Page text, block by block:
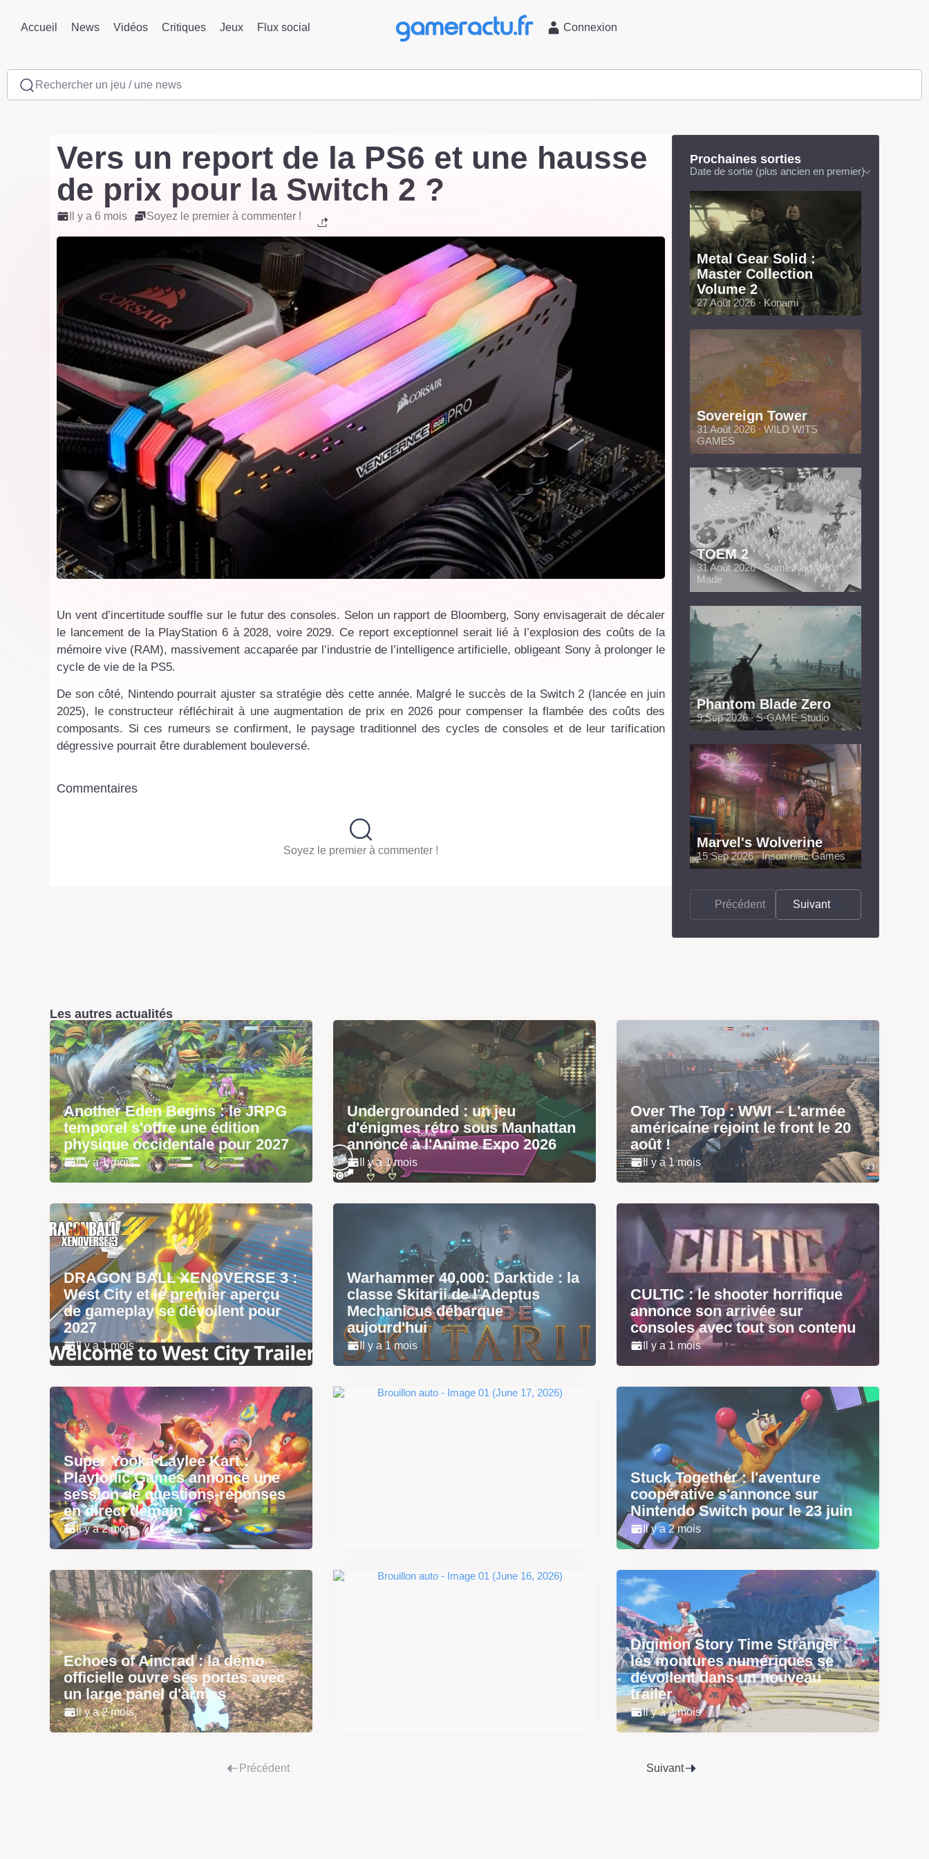
Accueil News Vidéos Critiques Jeux Flux social Connexion
Rechercher un jeu / une news
Vers un report de la PS6 et une hausse
de prix pour la Switch 2 ?
Il y a 6 mois Soyez le premier à commenter !
Un vent d’incertitude souffle sur le futur des consoles. Selon un rapport de Bloomberg, Sony envisagerait de décaler
le lancement de la PlayStation 6 à 2028, voire 2029. Ce report exceptionnel serait lié à l’explosion des coûts de la
mémoire vive (RAM), massivement accaparée par l’industrie de l’intelligence artificielle, obligeant Sony à prolonger le
cycle de vie de la PS5.
De son côté, Nintendo pourrait ajuster sa stratégie dès cette année. Malgré le succès de la Switch 2 (lancée en juin
2025), le constructeur réfléchirait à une augmentation de prix en 2026 pour compenser la flambée des coûts des
composants. Si ces rumeurs se confirment, le paysage traditionnel des cycles de consoles et de leur tarification
dégressive pourrait être durablement bouleversé.
Commentaires
Soyez le premier à commenter !
Prochaines sorties
Date de sortie (plus ancien en premier)
Metal Gear Solid :
Master Collection
Volume 2
27 Août 2026 ∙ Konami
Sovereign Tower
31 Août 2026 ∙ WILD WITS
GAMES
TOEM 2
31 Août 2026 ∙ Something We
Made
Phantom Blade Zero
9 Sep 2026 ∙ S-GAME Studio
Marvel's Wolverine
15 Sep 2026 ∙ Insomniac Games
Précédent Suivant
Les autres actualités
Another Eden Begins : le JRPG
temporel s'offre une édition
physique occidentale pour 2027
Il y a 1 mois
Undergrounded : un jeu
d'énigmes rétro sous Manhattan
annoncé à l'Anime Expo 2026
Il y a 1 mois
Over The Top : WWI – L'armée
américaine rejoint le front le 20
août !
Il y a 1 mois
DRAGON BALL XENOVERSE 3 :
West City et le premier aperçu
de gameplay se dévoilent pour
2027
Il y a 1 mois
Warhammer 40,000: Darktide : la
classe Skitarii de l'Adeptus
Mechanicus débarque
aujourd'hui
Il y a 1 mois
CULTIC : le shooter horrifique
annonce son arrivée sur
consoles avec tout son contenu
Il y a 1 mois
Super Yooka-Laylee Kart :
Playtonic Games annonce une
session de questions-réponses
en direct demain
Il y a 2 mois
Stuck Together : l'aventure
coopérative s'annonce sur
Nintendo Switch pour le 23 juin
Il y a 2 mois
Echoes of Aincrad : la démo
officielle ouvre ses portes avec
un large panel d'armes
Il y a 2 mois
Digimon Story Time Stranger :
les montures numériques se
dévoilent dans un nouveau
trailer
Il y a 2 mois
Précédent Suivant